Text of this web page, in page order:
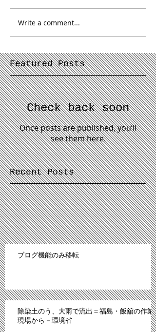
Write a comment...
Featured Posts
Check back soon
Once posts are published, you’ll
see them here.
Recent Posts
ブログ機能のみ移転
除染土のう、大雨で流出＝福島・飯舘の作業
現場から－環境省